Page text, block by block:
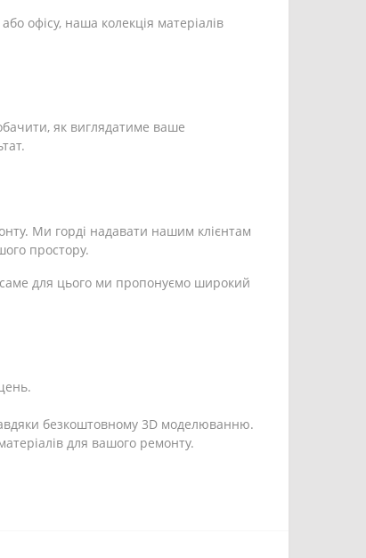
офісу, наша колекція матеріалів
як виглядатиме ваше
Ми горді надавати нашим клієнтам
простору.
для цього ми пропонуємо широкий
безкоштовному 3D моделюванню.
для вашого ремонту.